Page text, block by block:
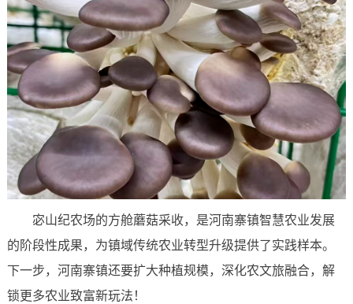
宓山纪农场的方舱蘑菇采收，是河南寨镇智慧农业发展
的阶段性成果，为镇域传统农业转型升级提供了实践样本。
下一步，河南寨镇还要扩大种植规模，深化农文旅融合，解
锁更多农业致富新玩法！